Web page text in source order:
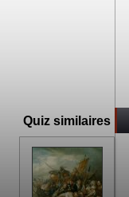
Quiz similaires